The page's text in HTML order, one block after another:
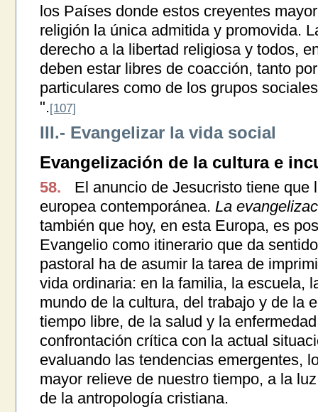
los Países donde estos creyentes
religión la única admitida y promovida.
derecho a la libertad religiosa y todos,
deben estar libres de coacción, tanto
particulares como de los grupos
".[107]
III.- Evangelizar la vida social
Evangelización de la cultura e
58.
El anuncio de Jesucristo tiene que
europea contemporánea. La
también que hoy, en esta Europa, es
Evangelio como itinerario que da
pastoral ha de asumir la tarea de
vida ordinaria: en la familia, la escuela,
mundo de la cultura, del trabajo y de la
tiempo libre, de la salud y la
confrontación crítica con la actual
evaluando las tendencias emergentes,
mayor relieve de nuestro tiempo, a la
de la antropología cristiana.